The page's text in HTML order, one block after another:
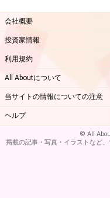
会社概要
投資家情報
利用規約
All Aboutについて
当サイトの情報についての注意
ヘルプ
© All
掲載の記事・写真・イラストなど